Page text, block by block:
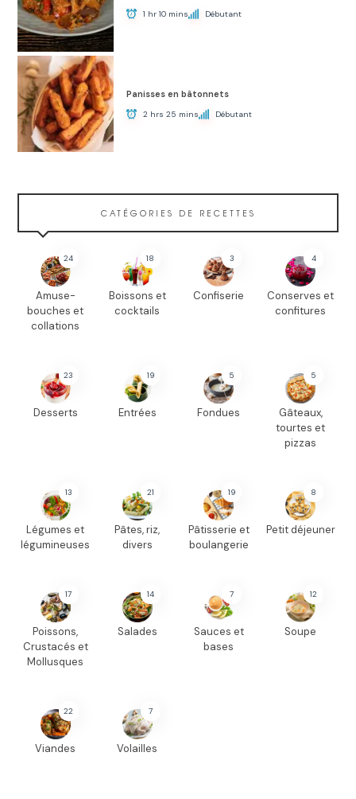
1 hr 10 mins Débutant
Panisses en bâtonnets
2 hrs 25 mins Débutant
CATÉGORIES DE RECETTES
24
Amuse-
bouches et
collations
18
Boissons et
cocktails
3
Confiserie
4
Conserves et
confitures
23
Desserts
19
Entrées
5
Fondues
5
Gâteaux,
tourtes et
pizzas
13
Légumes et
légumineuses
21
Pâtes, riz,
divers
19
Pâtisserie et
boulangerie
8
Petit déjeuner
17
Poissons,
Crustacés et
Mollusques
14
Salades
7
Sauces et
bases
12
Soupe
22
Viandes
7
Volailles